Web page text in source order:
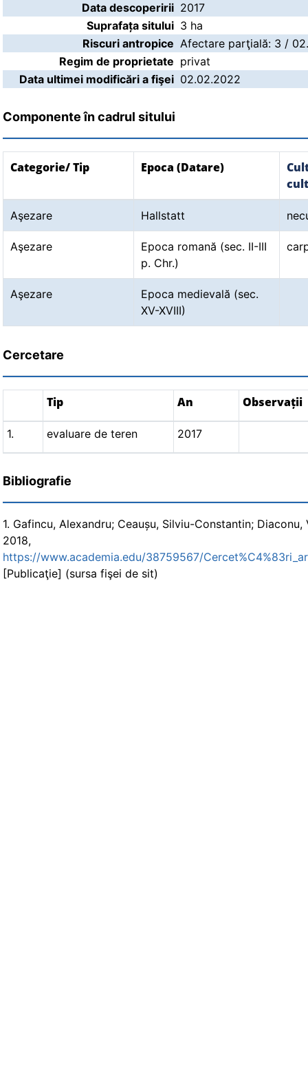
Data descoperirii 2017
Suprafața sitului 3 ha
Riscuri antropice Afectare parţială: 3 /
Regim de proprietate privat
Data ultimei modificări a fişei 02.02.2022
Componente în cadrul sitului
Categorie/ Tip Epoca (Datare)
Aşezare Hallstatt
Aşezare
Epoca romană (sec. II-III
p. Chr.)
Aşezare
Epoca medievală (sec.
XV-XVIII)
Cercetare
Tip An Observații
1. evaluare de teren 2017
Bibliografie
1. Gafincu, Alexandru; Ceaușu, Silviu-Constantin;
https://www.academia.edu/38759567/
[Publicaţie] (sursa fişei de sit)